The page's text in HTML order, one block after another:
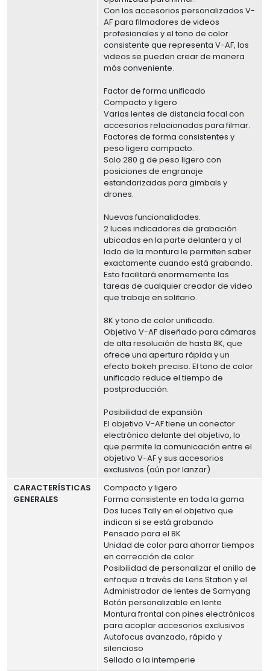
Con los accesorios personalizados V-
AF para filmadores de videos
profesionales y el tono de color
consistente que representa V-AF, los
videos se pueden crear de manera
más conveniente.
Factor de forma unificado
Compacto y ligero
Varias lentes de distancia focal con
accesorios relacionados para filmar.
Factores de forma consistentes y
peso ligero compacto.
Solo 280 g de peso ligero con
posiciones de engranaje
estandarizadas para gimbals y
drones.
Nuevas funcionalidades.
2 luces indicadores de grabación
ubicadas en la parte delantera y al
lado de la montura le permiten saber
exactamente cuando está grabando.
Esto facilitará enormemente las
tareas de cualquier creador de video
que trabaje en solitario.
8K y tono de color unificado.
Objetivo V-AF diseñado para cámaras
de alta resolución de hasta 8K, que
ofrece una apertura rápida y un
efecto bokeh preciso. El tono de color
unificado reduce el tiempo de
postproducción.
Posibilidad de expansión
El objetivo V-AF tiene un conector
electrónico delante del objetivo, lo
que permite la comunicación entre el
objetivo V-AF y sus accesorios
exclusivos (aún por lanzar)
CARACTERÍSTICAS
GENERALES
Compacto y ligero
Forma consistente en toda la gama
Dos luces Tally en el objetivo que
indican si se está grabando
Pensado para el 8K
Unidad de color para ahorrar tiempos
en corrección de color
Posibilidad de personalizar el anillo de
enfoque a través de Lens Station y el
Administrador de lentes de Samyang
Botón personalizable en lente
Montura frontal con pines electrónicos
para acoplar accesorios exclusivos
Autofocus avanzado, rápido y
silencioso
Sellado a la intemperie